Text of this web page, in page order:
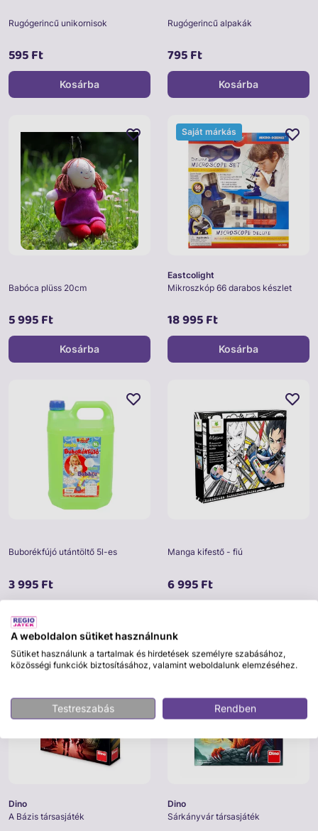
Rugógerincű unikornisok
595 Ft
Kosárba
Rugógerincű alpakák
795 Ft
Kosárba
Babóca plüss 20cm
5 995 Ft
Kosárba
Eastcolight
Mikroszkóp 66 darabos készlet
18 995 Ft
Saját márkás
Kosárba
Buborékfújó utántöltő 5l-es
3 995 Ft
Manga kifestő - fiú
6 995 Ft
Dino
A Bázis társasjáték
Saját márkás
Dino
Sárkányvár társasjáték
Saját márkás
A weboldalon sütiket használnunk
Sütiket használunk a tartalmak és hirdetések személyre szabásához,
közösségi funkciók biztosításához, valamint weboldalunk elemzéséhez.
Testreszabás Rendben